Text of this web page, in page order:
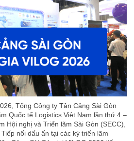
Tổng Công ty Tân Cảng Sài Gòn
Quốc tế Logistics Việt Nam lần thứ 4 –
Hội nghị và Triển lãm Sài Gòn (SECC),
nối dấu ấn tại các kỳ triển lãm